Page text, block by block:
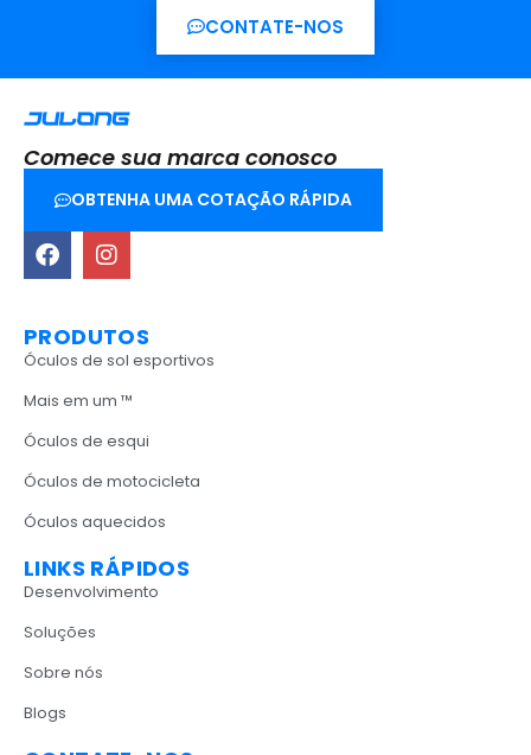
CONTATE-NOS
Comece sua marca conosco
OBTENHA UMA COTAÇÃO RÁPIDA
PRODUTOS
Óculos de sol esportivos
Mais em um ™
Óculos de esqui
Óculos de motocicleta
Óculos aquecidos
LINKS RÁPIDOS
Desenvolvimento
Soluções
Sobre nós
Blogs